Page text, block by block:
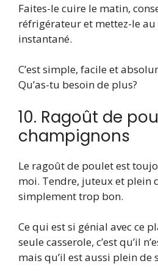
Faites-le cuire le matin,
réfrigérateur et mettez-le
instantané.
C’est simple, facile et
Qu’as-tu besoin de plus?
10. Ragoût de
champignons
Le ragoût de poulet est
moi. Tendre, juteux et plein
simplement trop bon.
Ce qui est si génial avec ce
seule casserole, c’est qu’il
mais qu’il est aussi plein de